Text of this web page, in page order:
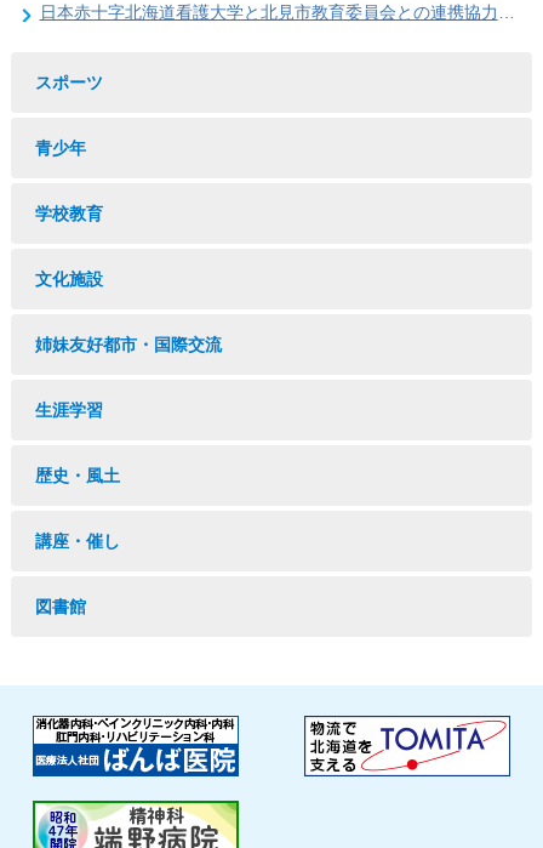
日本赤十字北海道看護大学と北見市教育委員会との連携協力に関する協定の締結
スポーツ
青少年
学校教育
文化施設
姉妹友好都市・国際交流
生涯学習
歴史・風土
講座・催し
図書館